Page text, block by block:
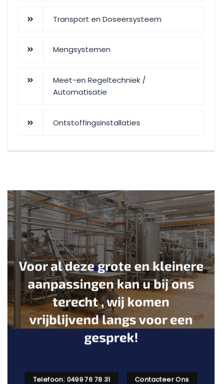
Transport en Doseersysteem
Mengsystemen
Meet-en Regeltechniek /
Automatisatie
Ontstoffingsinstallaties
Voor al deze grote en kleinere
aanpassingen kan u bij ons
terecht , wij komen
vrijblijvend langs voor een
gesprek!
Telefoon: 0499 76 78 31 Contacteer Ons